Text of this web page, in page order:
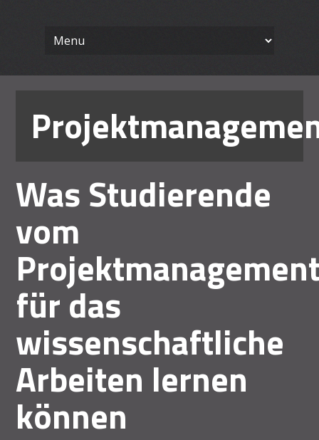
Arbeiten
Was Studierende
vom
für das
wissenschaftliche
Arbeiten lernen
können